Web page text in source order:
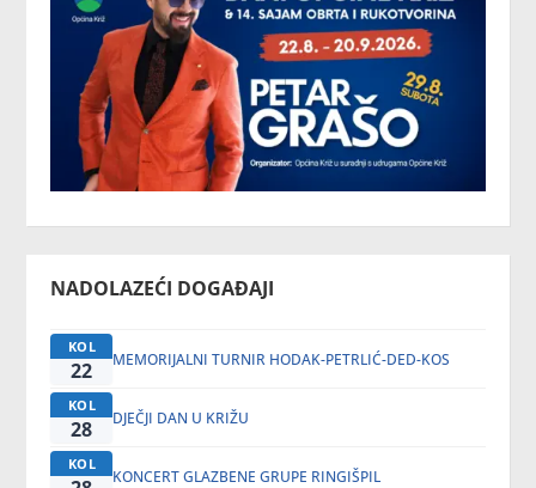
NADOLAZEĆI DOGAĐAJI
KOL
22 MEMORIJALNI TURNIR HODAK-PETRLIĆ-DED-KOS
KOL
28 DJEČJI DAN U KRIŽU
KOL
KONCERT GLAZBENE GRUPE RINGIŠPIL